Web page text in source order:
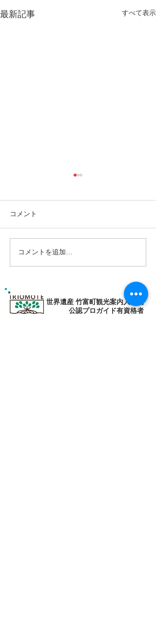
最新記事 すべて表示
パナリブルーに癒されよ
う〜西表島シュノーケリ
コメント
コメントを追加…
世界遺産 竹富町観光案内人条例
公認プロガイド有資格者